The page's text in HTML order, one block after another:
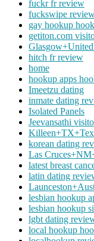
fuckr fr review
fuckswipe
gay hookup
getiton.com
hitch fr review
home
hookup apps
Imeetzu dating
inmate dating
Isolated Panels
Jeevansathi
korean dating
Las
latest breast
latin dating
lesbian hookup
lesbian hookup
lgbt dating
local hookup